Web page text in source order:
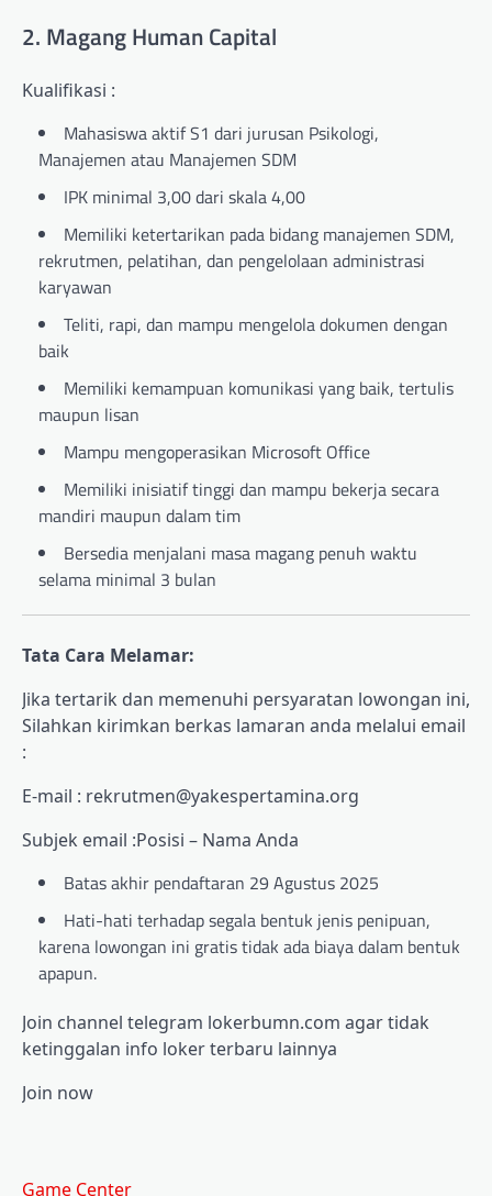
2. Magang Human Capital
Kualifikasi :
Mahasiswa aktif S1 dari jurusan Psikologi,
Manajemen atau Manajemen SDM
IPK minimal 3,00 dari skala 4,00
Memiliki ketertarikan pada bidang manajemen SDM,
rekrutmen, pelatihan, dan pengelolaan administrasi
karyawan
Teliti, rapi, dan mampu mengelola dokumen dengan
baik
Memiliki kemampuan komunikasi yang baik, tertulis
maupun lisan
Mampu mengoperasikan Microsoft Office
Memiliki inisiatif tinggi dan mampu bekerja secara
mandiri maupun dalam tim
Bersedia menjalani masa magang penuh waktu
selama minimal 3 bulan
Tata Cara Melamar:
Jika tertarik dan memenuhi persyaratan lowongan ini,
Silahkan kirimkan berkas lamaran anda melalui email
:
E-mail : rekrutmen@yakespertamina.org
Subjek email :Posisi – Nama Anda
Batas akhir pendaftaran 29 Agustus 2025
Hati-hati terhadap segala bentuk jenis penipuan,
karena lowongan ini gratis tidak ada biaya dalam bentuk
apapun.
Join channel telegram lokerbumn.com agar tidak
ketinggalan info loker terbaru lainnya
Join now
Game Center